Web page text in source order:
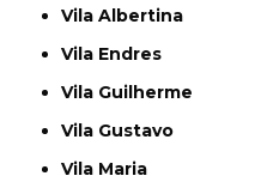
Vila Albertina
Vila Endres
Vila Guilherme
Vila Gustavo
Vila Maria